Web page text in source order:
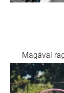
Magával